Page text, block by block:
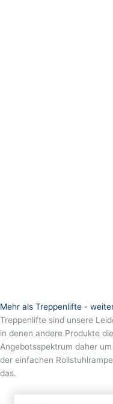
Mehr als Treppenlifte -
Treppenlifte sind unsere
in denen andere Produkte
Angebotsspektrum daher
der einfachen
das.